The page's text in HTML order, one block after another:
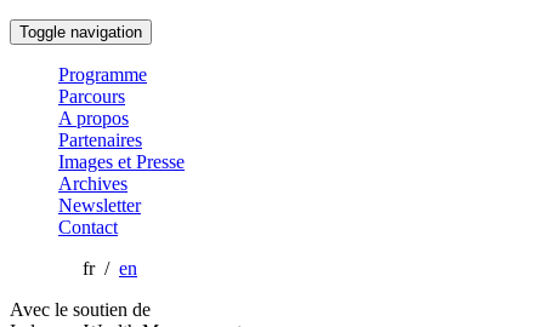
Toggle navigation
Programme
Parcours
A propos
Partenaires
Images et Presse
Archives
Newsletter
Contact
fr / en
Avec le soutien de